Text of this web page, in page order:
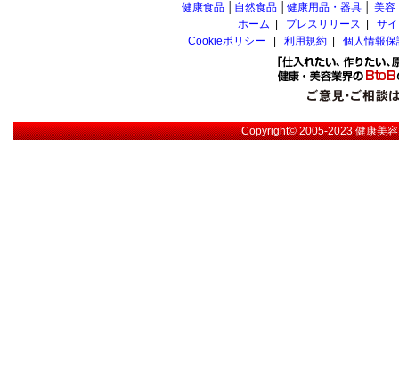
健康食品 自然食品 健康用品・器具 美容
ホーム
プレスリリース
サ
Cookieポリシー
利用規約 個人情報
Copyright© 2005-2023健康美